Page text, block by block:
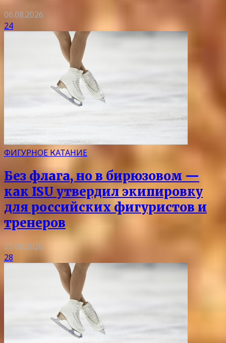
06.08.2026
24
ФИГУРНОЕ КАТАНИЕ
Без флага, но в бирюзовом —
как ISU утвердил экипировку
для российских фигуристов и
тренеров
05.08.2026
28